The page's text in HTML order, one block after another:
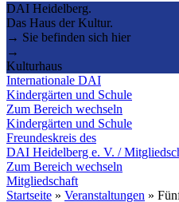
DAI Heidelberg.
Das Haus der Kultur.
→ Sie befinden sich hier
→
Kulturhaus
Internationale DAI
Kindergärten und Schule
Zum Bereich wechseln
Kindergärten und Schule
Freundeskreis des
DAI Heidelberg e. V. /
Zum Bereich wechseln
Mitgliedschaft
Startseite » Veranstaltungen »